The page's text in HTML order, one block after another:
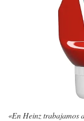
«En Heinz trabajamos